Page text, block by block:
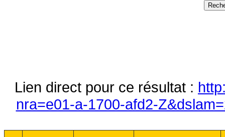
Lien direct pour ce résultat :
nra=e01-a-1700-afd2-